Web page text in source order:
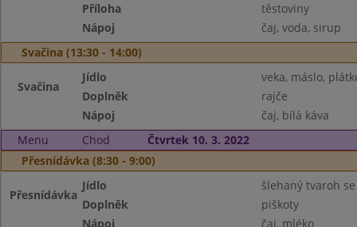
Příloha
těstoviny
Nápoj
čaj, voda, sirup
Svačina (13:30 - 14:00)
Svačina
Jídlo
veka, máslo,
Doplněk
rajče
Nápoj
čaj, bílá káva
Menu
Chod
Čtvrtek 10. 3. 2022
Přesnídávka (8:30 - 9:00)
Přesnídávka
Jídlo
šlehaný tvaroh
Doplněk
piškoty
Nápoj
čaj, mléko